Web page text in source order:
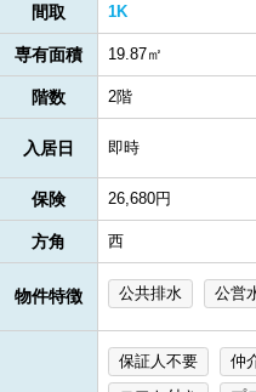
間取 1K
専有面積 19.87㎡
階数 2階
入居日 即時
保険 26,680円
方角 西
物件特徴 公共排水 公営
保証人不要 仲